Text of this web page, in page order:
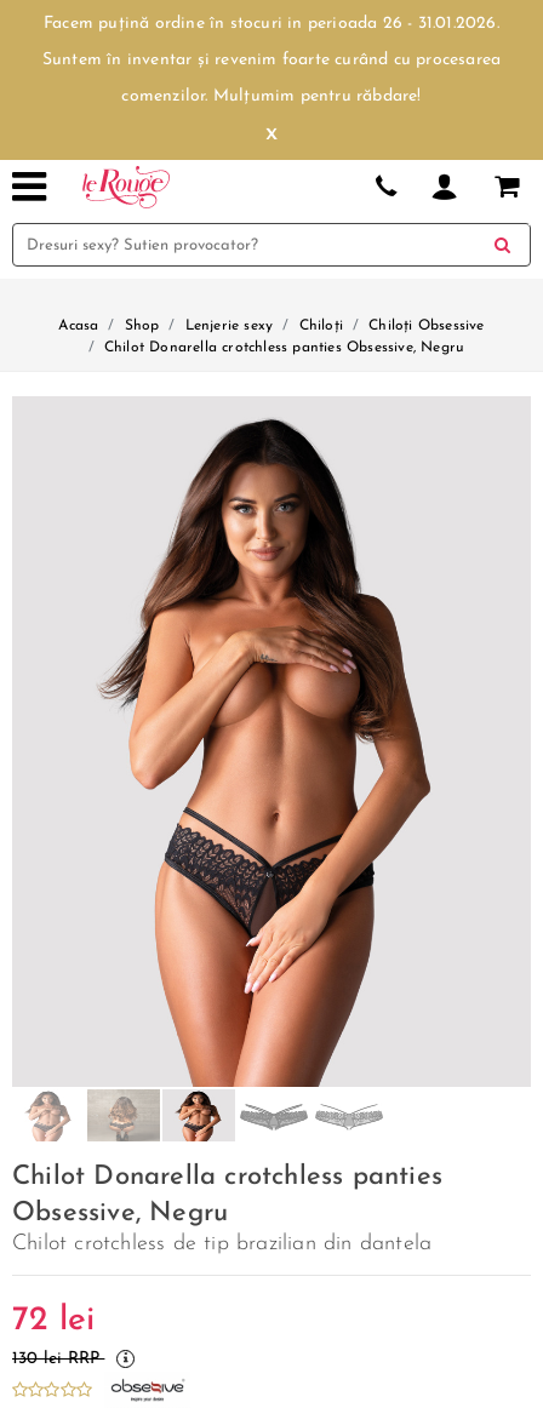
Facem puțină ordine în stocuri in perioada 26 - 31.01.2026.
Suntem în inventar și revenim foarte curând cu procesarea
comenzilor. Mulțumim pentru răbdare!
x
Acasa Shop Lenjerie sexy Chiloți
Chiloți Obsessive
Chilot Donarella crotchless panties Obsessive, Negru
Chilot Donarella crotchless panties
Obsessive, Negru
Chilot crotchless de tip brazilian din dantela
72 lei
130 lei RRP